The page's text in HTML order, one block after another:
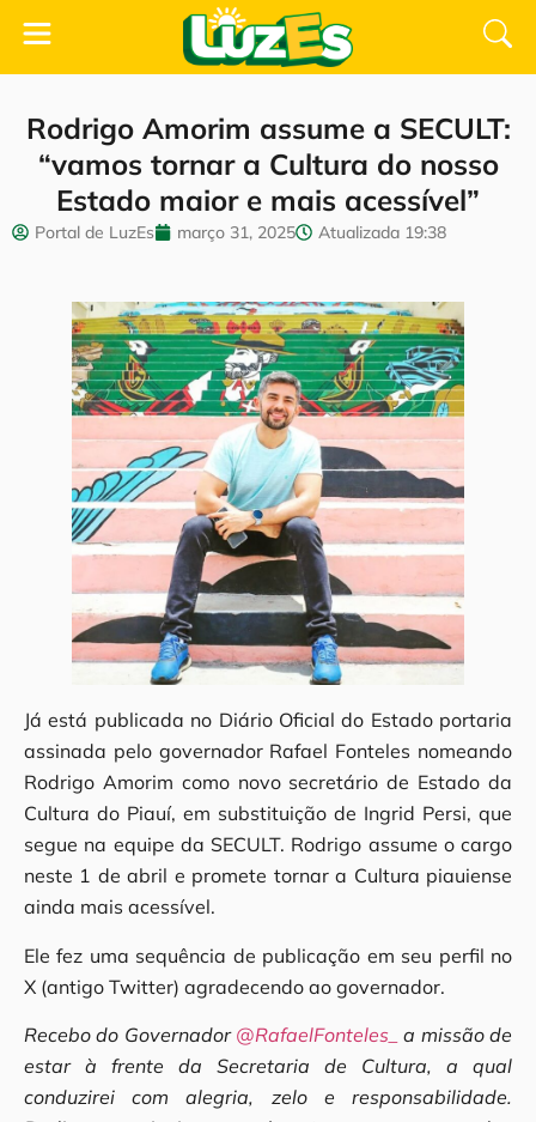
Rodrigo Amorim assume a SECULT:
“vamos tornar a Cultura do nosso
Estado maior e mais acessível”
Portal de LuzEs março 31, 2025 Atualizada 19:38
Já está publicada no Diário Oficial do Estado portaria
assinada pelo governador Rafael Fonteles nomeando
Rodrigo Amorim como novo secretário de Estado da
Cultura do Piauí, em substituição de Ingrid Persi, que
segue na equipe da SECULT. Rodrigo assume o cargo
neste 1 de abril e promete tornar a Cultura piauiense
ainda mais acessível.
Ele fez uma sequência de publicação em seu perfil no
X (antigo Twitter) agradecendo ao governador.
Recebo do Governador @RafaelFonteles_ a missão de
estar à frente da Secretaria de Cultura, a qual
conduzirei com alegria, zelo e responsabilidade.